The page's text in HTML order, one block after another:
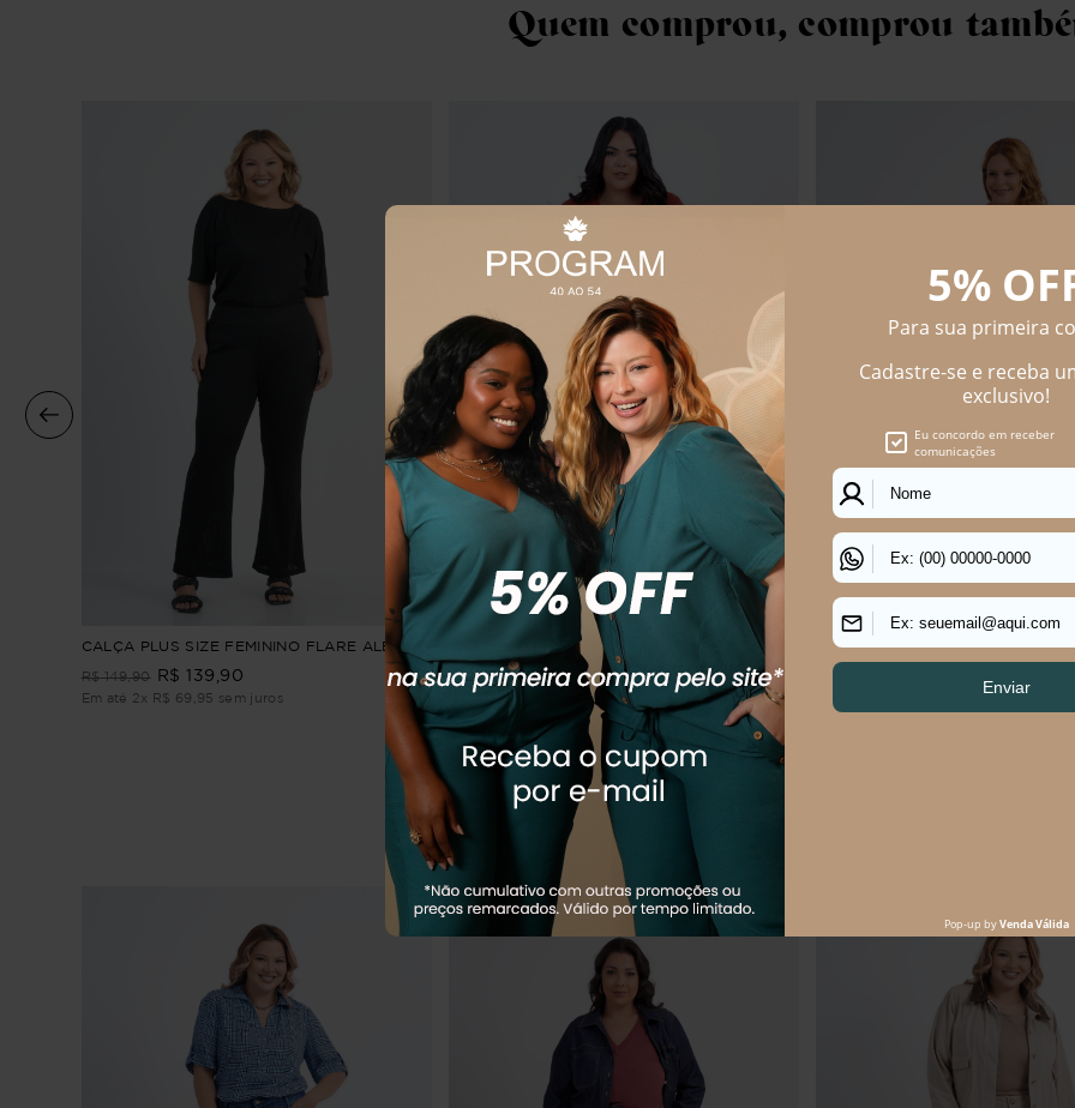
Quem comprou, comprou
CALÇA PLUS SIZE FEMININO FLARE ALEGRA
R$ 149,90 R$ 139 90
Em até 2x R$ 69 95 sem juros
Calça Plus Size Feminino Boot Cut Instante
R$ 314,90 R$ 244,90
Em até4 sem juros
CALÇA FEMININO RETA JEANS
R$
Os mais vendidos